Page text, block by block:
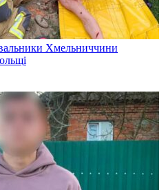
Хмельниччини